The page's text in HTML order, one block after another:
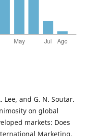
Lee, and G. N. Soutar.
on global
markets: Does
Marketing,